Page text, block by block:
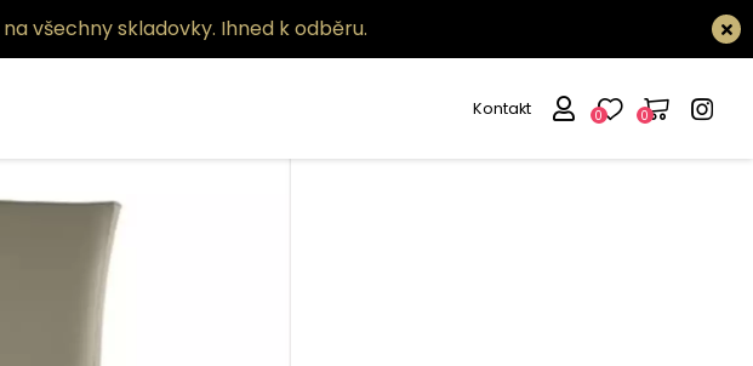
na všechny skladovky. Ihned k odběru.
Kontakt 0 0